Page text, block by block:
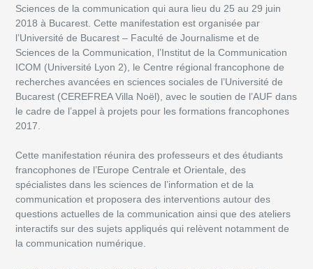
Sciences de la communication qui aura lieu du 25 au 29 juin
2018 à Bucarest. Cette manifestation est organisée par
l’Université de Bucarest – Faculté de Journalisme et de
Sciences de la Communication, l’Institut de la Communication
ICOM (Université Lyon 2), le Centre régional francophone de
recherches avancées en sciences sociales de l’Université de
Bucarest (CEREFREA Villa Noël), avec le soutien de l’AUF dans
le cadre de l’appel à projets pour les formations francophones
2017.
Cette manifestation réunira des professeurs et des étudiants
francophones de l’Europe Centrale et Orientale, des
spécialistes dans les sciences de l’information et de la
communication et proposera des interventions autour des
questions actuelles de la communication ainsi que des ateliers
interactifs sur des sujets appliqués qui relèvent notamment de
la communication numérique.